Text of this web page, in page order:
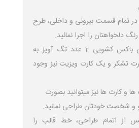
در تمام قسمت بیرونی و داخلی، طرح
دلخواهتان را اجرا نمائید.
در قالب این باکس کشویی 2 عدد تگ آویز به
تشکر و یک کارت ویزیت نیز وجود
و کارت ها نیز میتوانید بصورت
و شخصت خودتان طراحی نمائید.
از اتمام طراحی، خط قالب را